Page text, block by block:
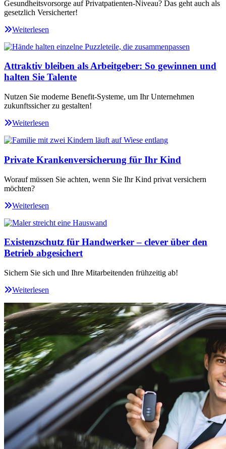
Gesundheitsvorsorge auf Privatpatienten-Niveau? Das geht auch als
gesetzlich Versicherter!
Weiterlesen
Attraktiv bleiben als Arbeitgeber: So gewinnen und
halten Sie Talente
Nutzen Sie moderne Benefit-Systeme, um Ihr Unternehmen
zukunftssicher zu gestalten!
Weiterlesen
Private Krankenversicherung für Ihr Kind
Worauf müssen Sie achten, wenn Sie Ihr Kind privat versichern
möchten?
Weiterlesen
Existenzschutz für Handwerker – clever über den
Betrieb abgesichert
Sichern Sie sich und Ihre Mitarbeitenden frühzeitig ab!
Weiterlesen